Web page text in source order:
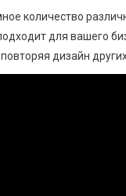
количество
для вашего
дизайн других